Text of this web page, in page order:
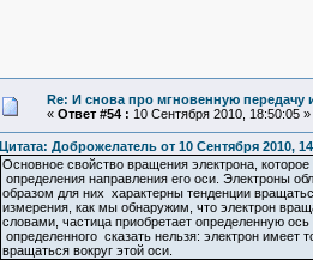
Re: И снова про мгновенную
« Ответ #54 : 10 Сентября 2010, 18:50:05 »
Цитата: Доброжелатель от 10 Сентября 2010,
Основное свойство вращения электрона,
определения направления его оси. Электроны
образом для них характерны тенденции
измерения, как мы обнаружим, что электрон
словами, частица приобретает определенную
определенного сказать нельзя: электрон
вращаться вокруг этой оси.